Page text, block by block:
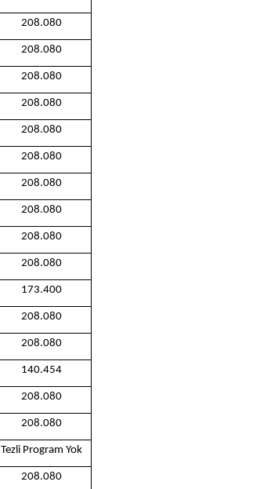
208.080
208.080
208.080
208.080
208.080
208.080
208.080
208.080
208.080
208.080
173.400
208.080
208.080
140.454
208.080
208.080
Tezli Program Yok
208.080